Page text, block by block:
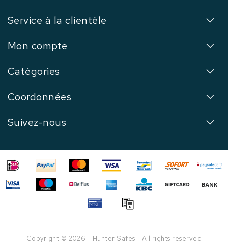
Service à la clientèle
Mon compte
Catégories
Coordonnées
Suivez-nous
Copyright © 2026 - Hunter Safes - All rights reserved